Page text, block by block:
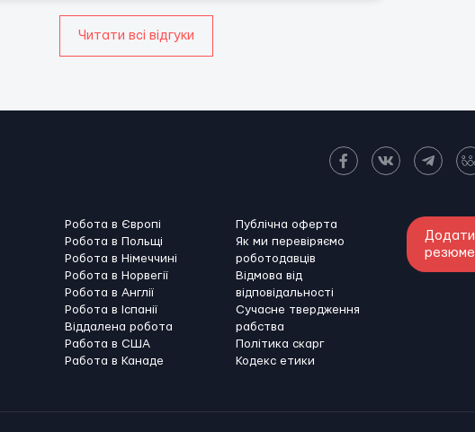
Читати всі відгуки
Робота в Європі
Робота в Польщі
Робота в Німеччині
Робота в Норвегії
Робота в Англії
Робота в Іспанії
Віддалена робота
Работа в США
Работа в Канадe
Публічна оферта
Як ми перевіряємо
роботодавців
Відмова від
відповідальності
Сучасне твердження
рабства
Політика скарг
Кодекс етики
Додати
резюме